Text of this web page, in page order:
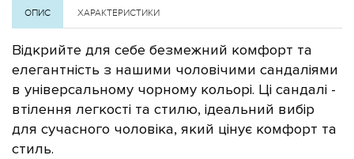
ОПИС ХАРАКТЕРИСТИКИ
Відкрийте для себе безмежний комфорт та
елегантність з нашими чоловічими сандаліями
в універсальному чорному кольорі. Ці сандалі -
втілення легкості та стилю, ідеальний вибір
для сучасного чоловіка, який цінує комфорт та
стиль.